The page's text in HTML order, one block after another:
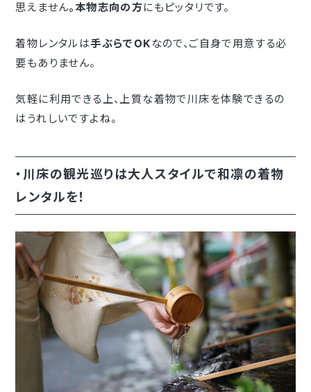
思えません。本物志向の方にもピッタリです。
着物レンタルは手ぶらでOKなので、ご自身で用意する必
要もありません。
気軽に利用できる上、上質な着物で川床を体験できるの
はうれしいですよね。
・川床の観光巡りは大人スタイルで和凛の着物
レンタルを！